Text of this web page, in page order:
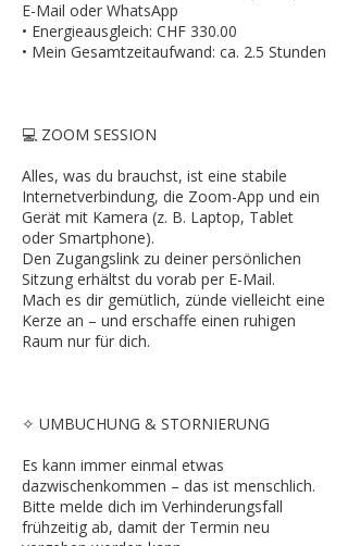
E-Mail oder WhatsApp
• Energieausgleich: CHF 330.00
• Mein Gesamtzeitaufwand: ca. 2.5 Stunden
💻 ZOOM SESSION
Alles, was du brauchst, ist eine stabile
Internetverbindung, die Zoom-App und ein
Gerät mit Kamera (z. B. Laptop, Tablet
oder Smartphone).
Den Zugangslink zu deiner persönlichen
Sitzung erhältst du vorab per E-Mail.
Mach es dir gemütlich, zünde vielleicht eine
Kerze an – und erschaffe einen ruhigen
Raum nur für dich.
✧ UMBUCHUNG & STORNIERUNG
Es kann immer einmal etwas
dazwischenkommen – das ist menschlich.
Bitte melde dich im Verhinderungsfall
frühzeitig ab, damit der Termin neu